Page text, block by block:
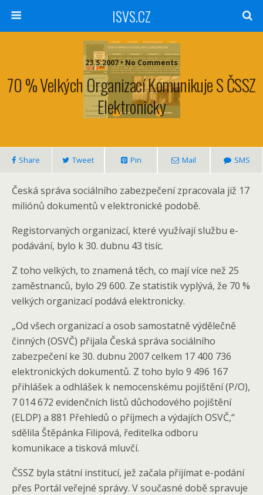
ISVS.CZ
23.5.2007 • No Comments
70 % Velkých Organizací Komunikuje S ČSSZ
Elektronicky
Share Tweet Pin Mail SMS
Česká správa sociálního zabezpečení zpracovala již 17
miliónů dokumentů v elektronické podobě.
Registorvaných organizací, které využívají službu e-
podávání, bylo k 30. dubnu 43 tisíc.
Z toho velkých, to znamená těch, co mají více než 25
zaměstnanců, bylo 29 600. Ze statistik vyplývá, že 70 %
velkých organizací podává elektronicky.
„Od všech organizací a osob samostatně výdělečně
činných (OSVČ) přijala Česká správa sociálního
zabezpečení ke 30. dubnu 2007 celkem 17 400 736
elektronických dokumentů. Z toho bylo 9 496 167
přihlášek a odhlášek k nemocenskému pojištění (P/O),
7 014 672 evidenčních listů důchodového pojištění
(ELDP) a 881 Přehledů o příjmech a výdajích OSVČ,“
sdělila Štěpánka Filipová, ředitelka odboru
komunikace a tisková mluvčí.
ČSSZ byla státní institucí, jež začala přijímat e-podání
přes Portál veřejné správy. V současné době spravuje